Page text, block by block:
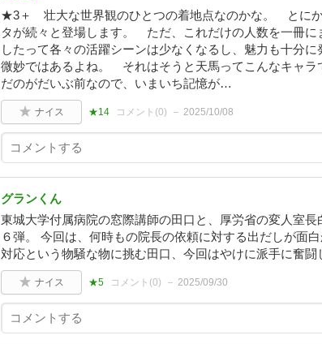
★3＋ 壮大な世界観のひとつの着地点なのかな。 とにか
タが続々と登場します。 ただ、これだけの人数を一冊に
したって各々の活躍シーンは少なくなるし、魅力も十分
微妙ではあるよね。 それはそうと天馬ってこんなキャ
だのがだいぶ前なので、いまいち記憶が…
ナイス ★14 コメント(0) 2025/10/08
グランくん
東城大学付属病院の窓際講師の田口と、厚労省の変人室
６弾。 今回は、何時もの院長の依頼に対する出だしが面
対応という物騒な物に挑む田口、今回はやけに派手に奮闘
ナイス ★5 コメント(0) 2025/09/30